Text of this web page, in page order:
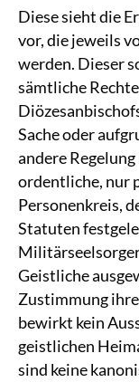
Diese sieht die
vor, die jeweils
werden. Dieser
sämtliche
Sache oder
andere
ordentliche, nur
Personenkreis,
Statuten
Geistliche
Zustimmung
bewirkt kein
geistlichen
sind keine